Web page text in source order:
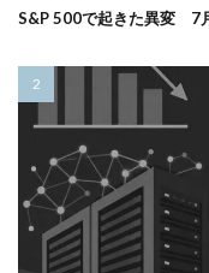
S&P 500で起きた異変 7